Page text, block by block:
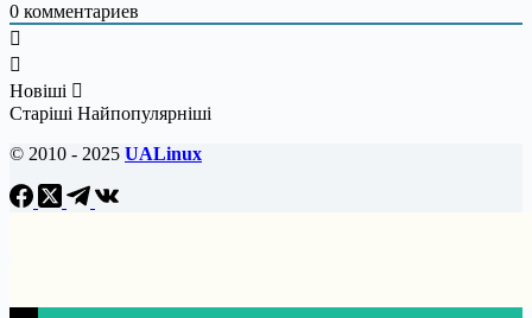
0 комментариев
Новіші
Старіші Найпопулярніші
© 2010 - 2025 UALinux